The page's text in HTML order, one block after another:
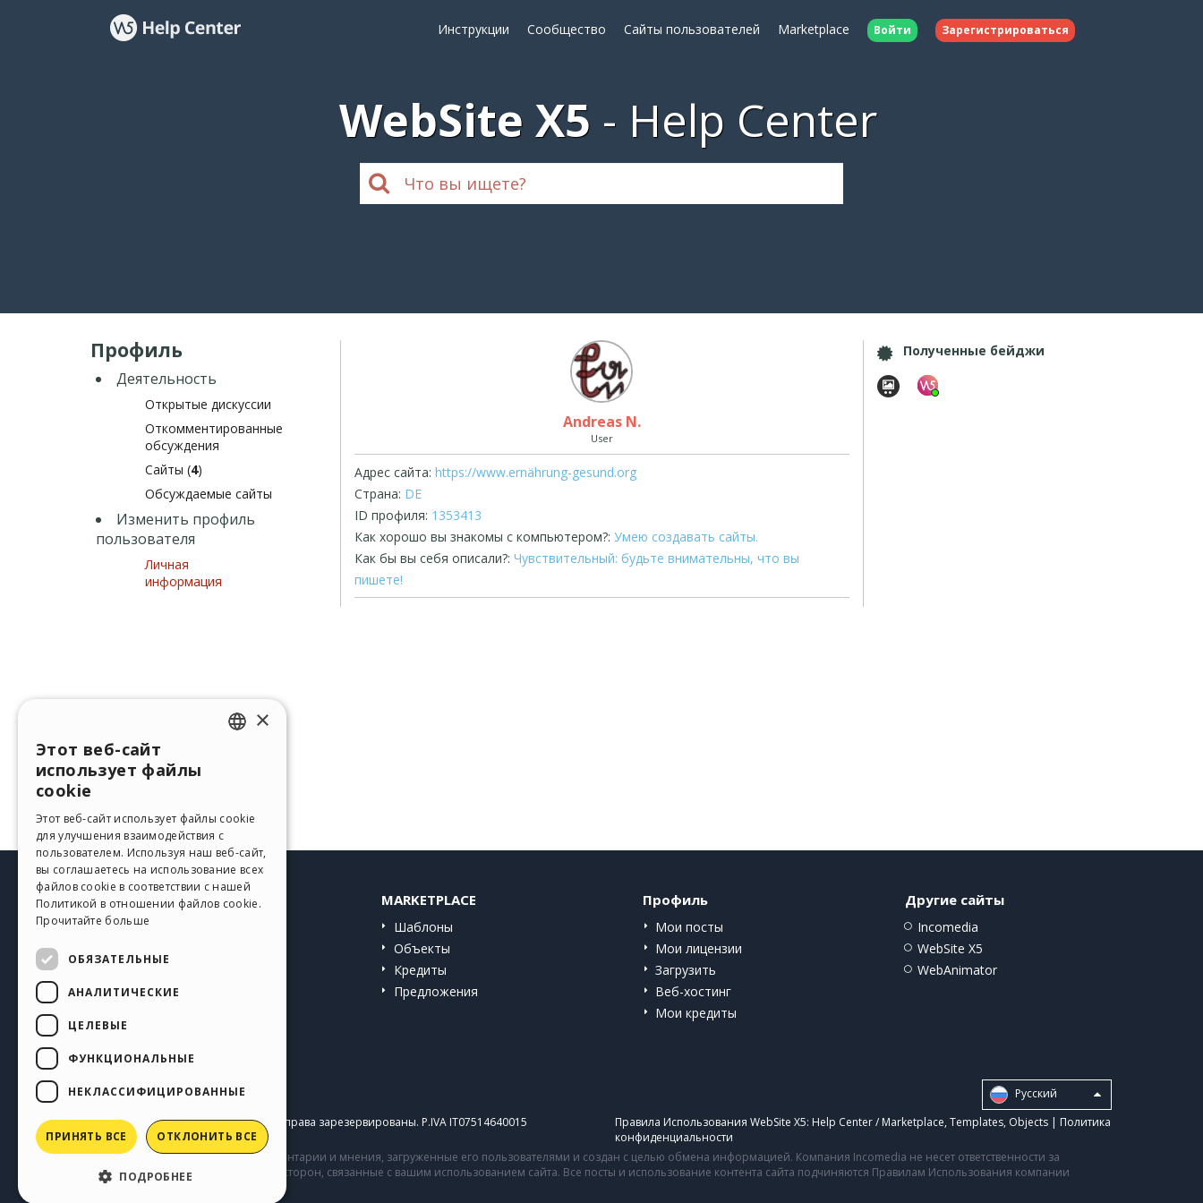
Инструкции Сообщество Сайты пользователей Marketplace Войти Зарегистрироваться
WebSite X5 Help Center
Профиль
Деятельность
Открытые дискуссии
Откомментированные
обсуждения
Сайты (4)
Обсуждаемые сайты
Изменить профиль
пользователя
Личная
информация
Andreas N.
User
Адрес сайта: https://www.ernährung-gesund.org
Страна: DE
ID профиля: 1353413
Как хорошо вы знакомы с компьютером?: Умею создавать сайты.
Как бы вы себя описали?: Чувствительный: будьте внимательны, что вы
пишете!
Полученные бейджи
HELP CENTER
Инструкции
MARKETPLACE
Шаблоны
Объекты
Кредиты
Предложения
Профиль
Мои посты
Мои лицензии
Загрузить
Веб-хостинг
Мои кредиты
Другие сайты
Incomedia
WebSite X5
WebAnimator
Pусский
Copyright © 2026Incomedia s.r.l.Все права зарезервированы. P.IVA IT07514640015 Правила Использования WebSite X5: Help Center / Marketplace, Templates, Objects | Политика
конфиденциальности
Сайт содержит информацию, комментарии и мнения, загруженные его пользователями и создан с целью обмена информацией. Компания Incomedia не несет ответственности за
комментарии и поведение третьих сторон, связанные с вашим использованием сайта. Все посты и использование контента сайта подчиняются Правилам Использования компании
Incomedia.
GERMAN
SPANISH
PORTUGUESE
POLISH
×
Этот веб-сайт
использует файлы
cookie
Этот веб-сайт использует файлы cookie
для улучшения взаимодействия с
пользователем. Используя наш веб-сайт,
вы соглашаетесь на использование всех
файлов cookie в соответствии с нашей
Политикой в ​​отношении файлов cookie.
Прочитайте больше
ОБЯЗАТЕЛЬНЫЕ
АНАЛИТИЧЕСКИЕ
ЦЕЛЕВЫЕ
ФУНКЦИОНАЛЬНЫЕ
НЕКЛАССИФИЦИРОВАННЫЕ
ПРИНЯТЬ ВСЕ ОТКЛОНИТЬ ВСЕ
ПОДРОБНЕЕ